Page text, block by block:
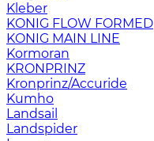
Kleber
KONIG FLOW FORMED
KONIG MAIN LINE
Kormoran
KRONPRINZ
Kronprinz/Accuride
Kumho
Landsail
Landspider